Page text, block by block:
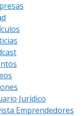
Jurídico
Emprendedores